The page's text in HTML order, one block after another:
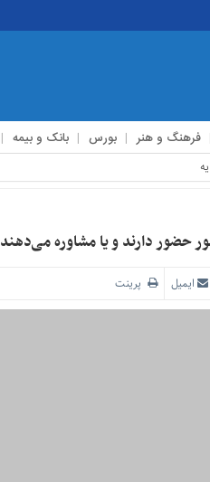
فرهنگ و هنر بورس بانک و بیمه
حضور دارند و یا مشاوره می‌دهند
ایمیل پرینت